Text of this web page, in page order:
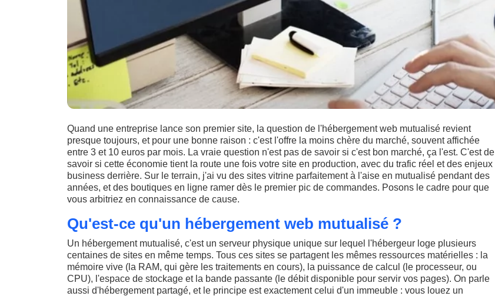
Quand une entreprise lance son premier site, la question de l'hébergement web mutualisé revient
presque toujours, et pour une bonne raison : c'est l'offre la moins chère du marché, souvent affichée
entre 3 et 10 euros par mois. La vraie question n'est pas de savoir si c'est bon marché, ça l'est. C'est de
savoir si cette économie tient la route une fois votre site en production, avec du trafic réel et des enjeux
business derrière. Sur le terrain, j'ai vu des sites vitrine parfaitement à l'aise en mutualisé pendant des
années, et des boutiques en ligne ramer dès le premier pic de commandes. Posons le cadre pour que
vous arbitriez en connaissance de cause.
Qu'est-ce qu'un hébergement web mutualisé ?
Un hébergement mutualisé, c'est un serveur physique unique sur lequel l'hébergeur loge plusieurs
centaines de sites en même temps. Tous ces sites se partagent les mêmes ressources matérielles : la
mémoire vive (la RAM, qui gère les traitements en cours), la puissance de calcul (le processeur, ou
CPU), l'espace de stockage et la bande passante (le débit disponible pour servir vos pages). On parle
aussi d'hébergement partagé, et le principe est exactement celui d'un immeuble : vous louez un